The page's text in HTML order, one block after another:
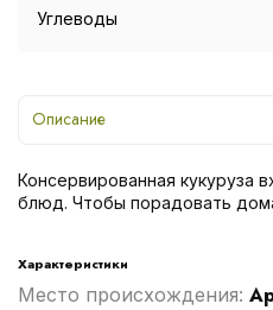
Углеводы
Описание
Консервированная кукуруза
блюд. Чтобы порадовать
Характеристики
Место происхождения: